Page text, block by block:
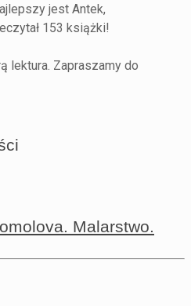
jest Antek,
153 książki!
lektura. Zapraszamy do
Malarstwo.